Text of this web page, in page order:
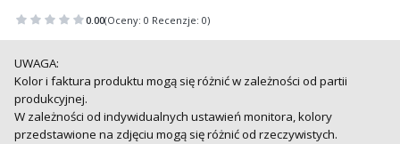
0.00(Oceny: 0 Recenzje: 0)
UWAGA:
Kolor i faktura produktu mogą się różnić w zależności od partii
produkcyjnej.
W zależności od indywidualnych ustawień monitora, kolory
przedstawione na zdjęciu mogą się różnić od rzeczywistych.